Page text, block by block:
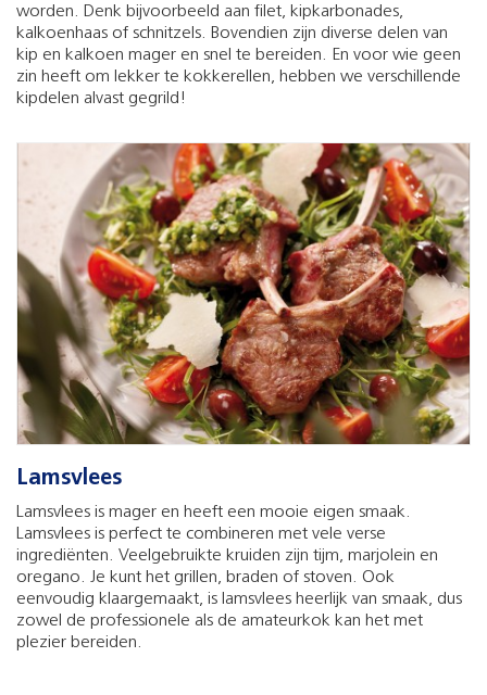
worden. Denk bijvoorbeeld aan filet, kipkarbonades,
kalkoenhaas of schnitzels. Bovendien zijn diverse delen van
kip en kalkoen mager en snel te bereiden. En voor wie geen
zin heeft om lekker te kokkerellen, hebben we verschillende
kipdelen alvast gegrild!
Lamsvlees
Lamsvlees is mager en heeft een mooie eigen smaak.
Lamsvlees is perfect te combineren met vele verse
ingrediënten. Veelgebruikte kruiden zijn tijm, marjolein en
oregano. Je kunt het grillen, braden of stoven. Ook
eenvoudig klaargemaakt, is lamsvlees heerlijk van smaak, dus
zowel de professionele als de amateurkok kan het met
plezier bereiden.